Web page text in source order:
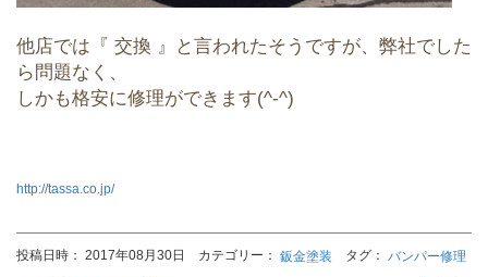
他店では『 交換 』と言われたそうですが、弊社でした
ら問題なく、
しかも格安に修理ができます(^-^)
http://tassa.co.jp/
投稿日時： 2017年08月30日 カテゴリー： 鈑金塗装 タグ： バンパー修理